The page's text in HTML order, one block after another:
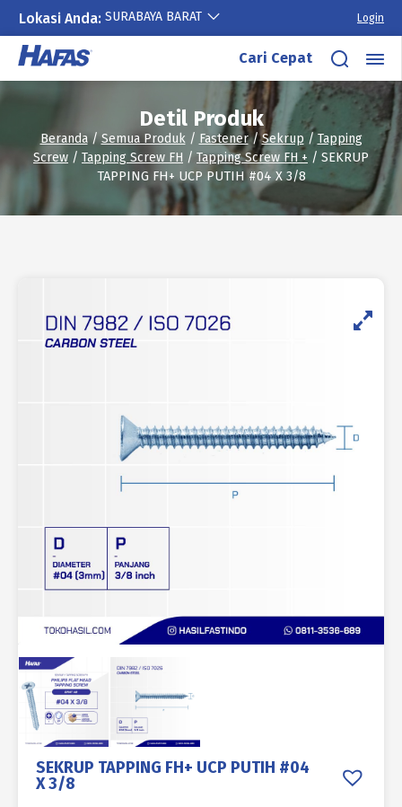
Lokasi Anda: SURABAYA BARAT Login
Lewati
konten
Cari Cepat
Detil Produk
Beranda/Semua Produk/ Fastener/Sekrup / Tapping
Screw / Tapping Screw FH / Tapping Screw FH + / SEKRUP
TAPPING FH+ UCP PUTIH #04 X 3/8
SEKRUP TAPPING FH+ UCP PUTIH #04
X 3/8